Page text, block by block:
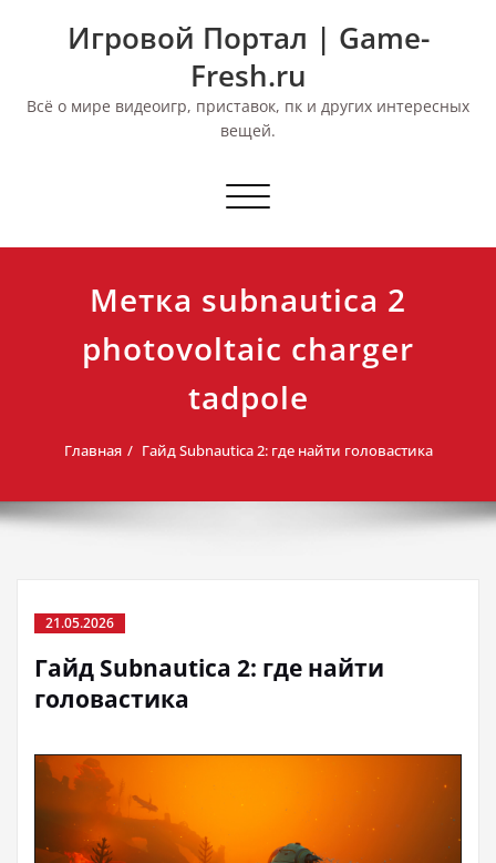
Игровой Портал | Game-
Fresh.ru
Всё о мире видеоигр, приставок, пк и других интересных
вещей.
Переключить
Метка subnautica 2
photovoltaic charger
tadpole
Главная Гайд Subnautica 2: где найти головастика
21.05.2026
Гайд Subnautica 2: где найти
головастика